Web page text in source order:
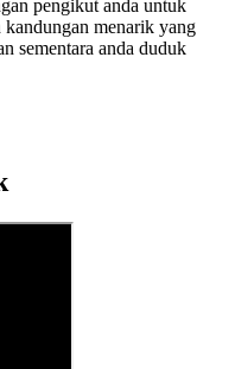
pengikut anda untuk
menarik yang
sementara anda duduk